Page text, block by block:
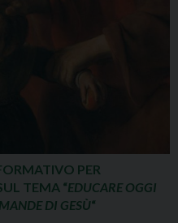
PER
TEMA “EDUCARE OGGI
DI GESÙ“